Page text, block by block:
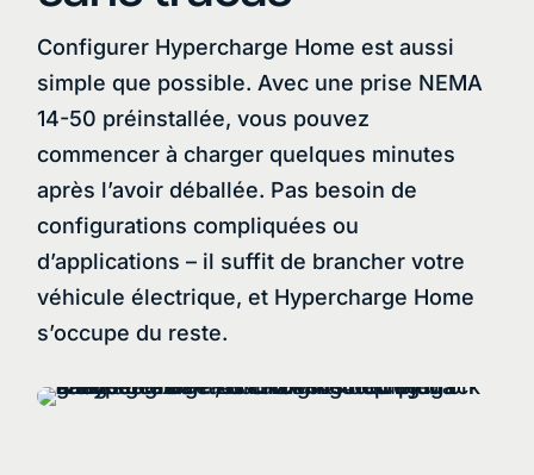
Configurer Hypercharge Home est aussi
simple que possible. Avec une prise NEMA
14-50 préinstallée, vous pouvez
commencer à charger quelques minutes
après l’avoir déballée. Pas besoin de
configurations compliquées ou
d’applications – il suffit de brancher votre
véhicule électrique, et Hypercharge Home
s’occupe du reste.